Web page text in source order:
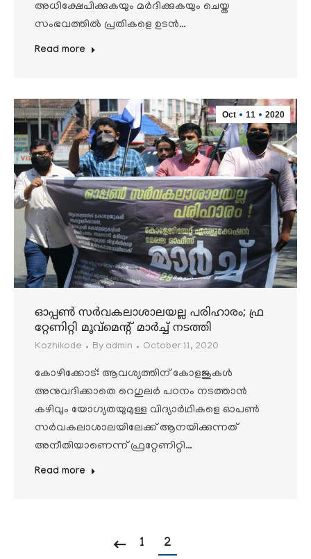
അധിക്ഷേപിക്കുകയും മര്‍ദിക്കുകയും ചെയ്ത
സംഭവത്തില്‍ പ്രതികളെ ഉടന്‍…
Read more
Oct 11 2020
ഓപ്പണ്‍ സര്‍വകലാശാലയല്ല പരിഹാരം; ഫ്ര
റ്റേണിറ്റി മൂവ്മെന്റ് മാര്‍ച്ച് നടത്തി
Kozhikode By admin October 11, 2020
കോഴിക്കോട്: ആവശ്യത്തിന് കോളജുകള്‍
അനുവദിക്കാതെ റെഗുലര്‍ പഠനം നടത്താന്‍
കഴിവും യോഗ്യതയുമുള്ള വിദ്യാര്‍ഥികളെ ഓപണ്‍
സര്‍വകലാശാലയിലേക്ക് ആനയിക്കുന്നത്
അനീതിയാണെന്ന് ഫ്രറ്റേണിറ്റി…
Read more
1 2